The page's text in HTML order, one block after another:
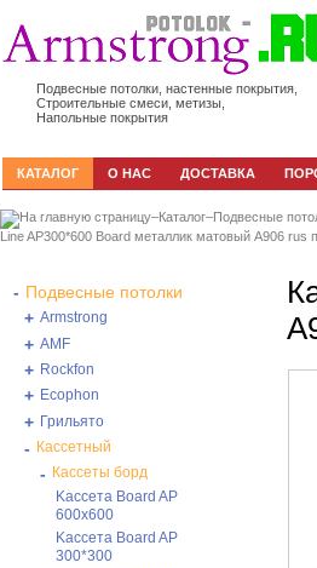
Подвесные потолки, настенные покрытия,
Строительные смеси, метизы,
Напольные покрытия
КАТАЛОГ О НАС ДОСТАВКА
–Каталог–Подвесные
Line AP300*600 Board металлик матовый А906 rus
- Подвесные потолки
+ Armstrong
+ AMF
+ Rockfon
+ Ecophon
+ Грильято
- Кассетный
- Кассеты борд
Kассета Board AP
600x600
Kассета Board AP
300*300